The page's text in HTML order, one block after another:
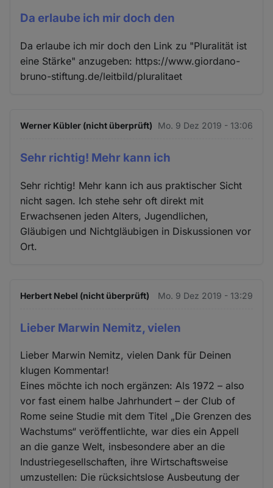
Da erlaube ich mir doch den
Da erlaube ich mir doch den Link zu "Pluralität ist
eine Stärke" anzugeben: https://www.giordano-
bruno-stiftung.de/leitbild/pluralitaet
Werner Kübler (nicht überprüft) Mo. 9 Dez 2019 - 13:06
Sehr richtig! Mehr kann ich
Sehr richtig! Mehr kann ich aus praktischer Sicht
nicht sagen. Ich stehe sehr oft direkt mit
Erwachsenen jeden Alters, Jugendlichen,
Gläubigen und Nichtgläubigen in Diskussionen vor
Ort.
Herbert Nebel (nicht überprüft) Mo. 9 Dez 2019 - 13:29
Lieber Marwin Nemitz, vielen
Lieber Marwin Nemitz, vielen Dank für Deinen
klugen Kommentar!
Eines möchte ich noch ergänzen: Als 1972 – also
vor fast einem halbe Jahrhundert – der Club of
Rome seine Studie mit dem Titel „Die Grenzen des
Wachstums“ veröffentlichte, war dies ein Appell
an die ganze Welt, insbesondere aber an die
Industriegesellschaften, ihre Wirtschaftsweise
umzustellen: Die rücksichtslose Ausbeutung der